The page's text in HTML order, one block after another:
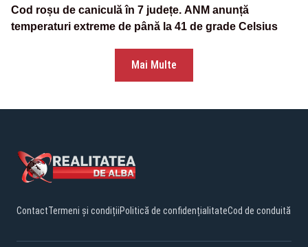
Cod roșu de caniculă în 7 județe. ANM anunță
temperaturi extreme de până la 41 de grade Celsius
Mai Multe
ContactTermeni și condițiiPolitică de confidențialitateCod de conduită